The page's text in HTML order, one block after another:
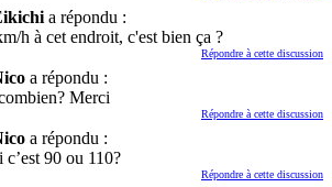
a répondu :
h à cet endroit, c'est bien ça ?
Répondre à cette discussion
a répondu :
Merci
Répondre à cette discussion
a répondu :
c’est 90 ou 110?
Répondre à cette discussion